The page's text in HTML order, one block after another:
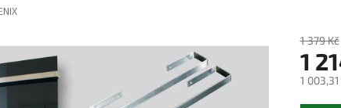
1 379 Kč
1
1
Měrná